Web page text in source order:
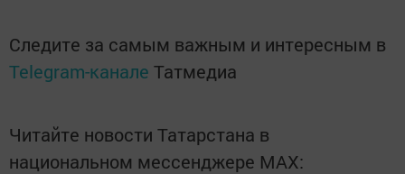
Следите за самым важным и интересным в
Telegram-канале Татмедиа
Читайте новости Татарстана в
национальном мессенджере MАХ: